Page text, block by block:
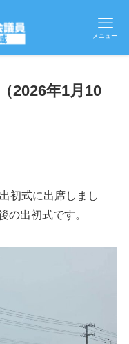
メニュー
2026年1月10
初式に出席しまし
の出初式です。